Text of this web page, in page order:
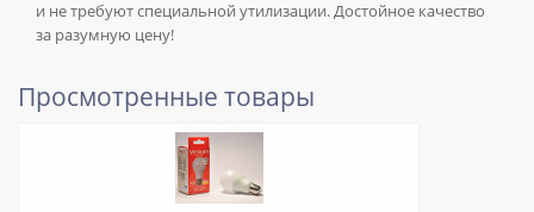
и не требуют специальной утилизации. Достойное качество
за разумную цену!
Просмотренные товары